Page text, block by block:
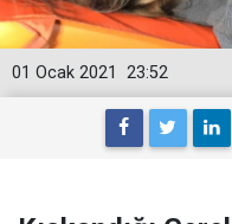
23:52
01 Ocak 2021